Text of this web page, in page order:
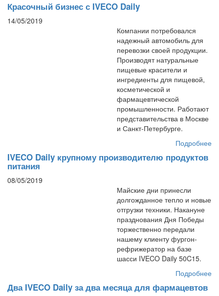
Красочный бизнес с IVECO Daily
14/05/2019
Компании потребовался
надежный автомобиль для
перевозки своей продукции.
Производят натуральные
пищевые красители и
ингредиенты для пищевой,
косметической и
фармацевтической
промышленности. Работают
представительства в Москве
и Санкт-Петербурге.
Подробнее
IVECO Daily крупному производителю продуктов
питания
08/05/2019
Майские дни принесли
долгожданное тепло и новые
отгрузки техники. Накануне
празднования Дня Победы
торжественно передали
нашему клиенту фургон-
рефрижератор на базе
шасси IVECO Daily 50C15.
Подробнее
Два IVECO Daily за два месяца для фармацевтов